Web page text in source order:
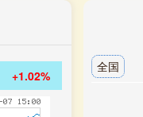
全国
+1.02%